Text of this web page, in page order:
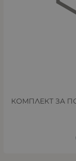
КОМПЛЕКТ ЗА